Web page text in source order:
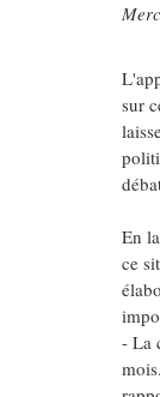
sur
En
ce
- La